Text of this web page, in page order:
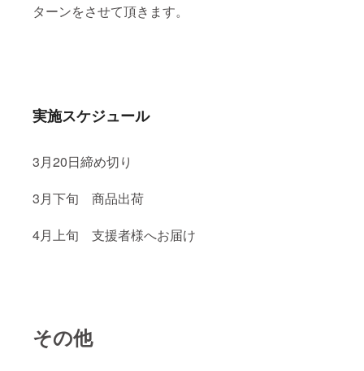
ターンをさせて頂きます。
実施スケジュール
3月20日締め切り
3月下旬 商品出荷
4月上旬 支援者様へお届け
その他